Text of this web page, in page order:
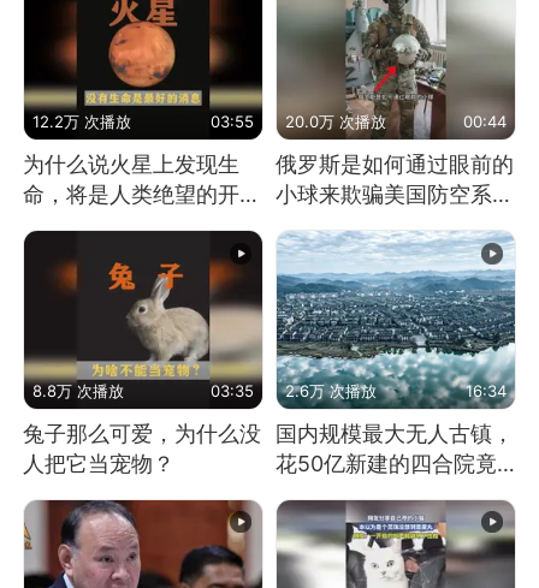
12.2万 次播放 03:55
为什么说火星上发现生
命，将是人类绝望的开
始？
20.0万 次播放 00:44
俄罗斯是如何通过眼前的
小球来欺骗美国防空系统
的
8.8万 次播放 03:35
兔子那么可爱，为什么没
人把它当宠物？
2.6万 次播放 16:34
国内规模最大无人古镇，
花50亿新建的四合院竟